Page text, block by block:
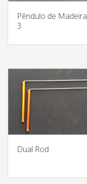
Pêndulo de Madeira
3
Dual Rod